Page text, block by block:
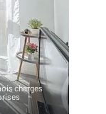
charges